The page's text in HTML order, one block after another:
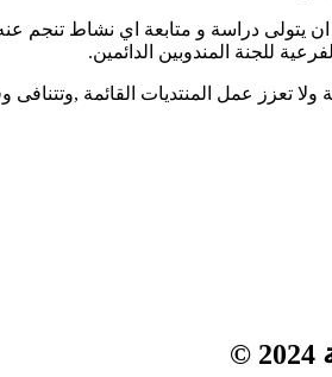
يتولى دراسة و متابعة اي نشاط تنجم
للجنة المندوبين الدائمين.
تعزز عمل المنتديات القائمة